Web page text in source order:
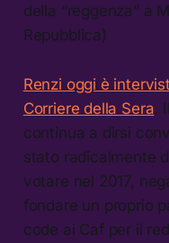
della “reggenza” a
Repubblica)
Renzi oggi è
Corriere della Sera.
continua a dirsi
stato radicalmente
votare nel 2017,
fondare un proprio
code ai Caf per il